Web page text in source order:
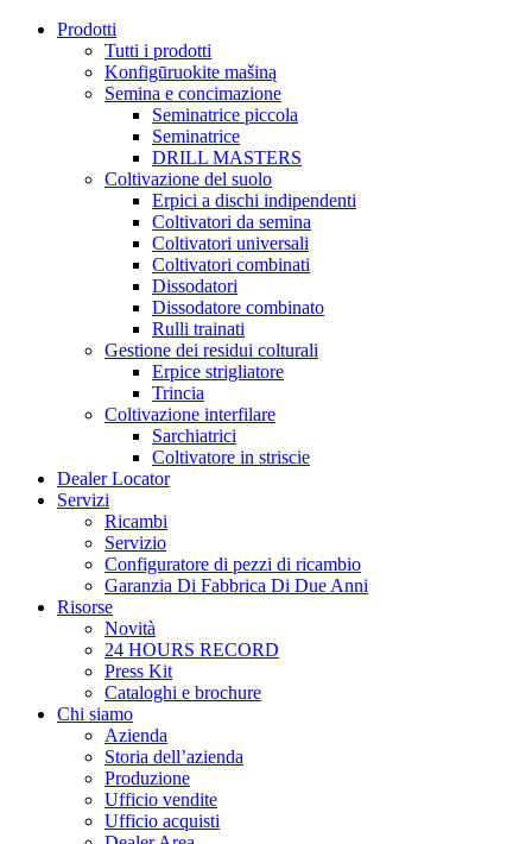
Prodotti
Tutti i prodotti
Konfigūruokite mašiną
Semina e concimazione
Seminatrice piccola
Seminatrice
DRILL MASTERS
Coltivazione del suolo
Erpici a dischi indipendenti
Coltivatori da semina
Coltivatori universali
Coltivatori combinati
Dissodatori
Dissodatore combinato
Rulli trainati
Gestione dei residui colturali
Erpice strigliatore
Trincia
Coltivazione interfilare
Sarchiatrici
Coltivatore in striscie
Dealer Locator
Servizi
Ricambi
Servizio
Configuratore di pezzi di ricambio
Garanzia Di Fabbrica Di Due Anni
Risorse
Novità
24 HOURS RECORD
Press Kit
Cataloghi e brochure
Chi siamo
Azienda
Storia dell’azienda
Produzione
Ufficio vendite
Ufficio acquisti